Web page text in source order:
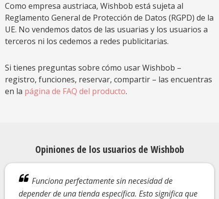
Como empresa austriaca, Wishbob está sujeta al
Reglamento General de Protección de Datos (RGPD) de la
UE. No vendemos datos de las usuarias y los usuarios a
terceros ni los cedemos a redes publicitarias.
Si tienes preguntas sobre cómo usar Wishbob –
registro, funciones, reservar, compartir – las encuentras
en la página de FAQ del producto.
Opiniones de los usuarios de Wishbob
Funciona perfectamente sin necesidad de
depender de una tienda específica. Esto significa que